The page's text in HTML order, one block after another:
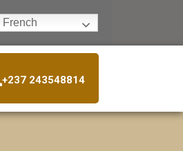
French
+237 243548814